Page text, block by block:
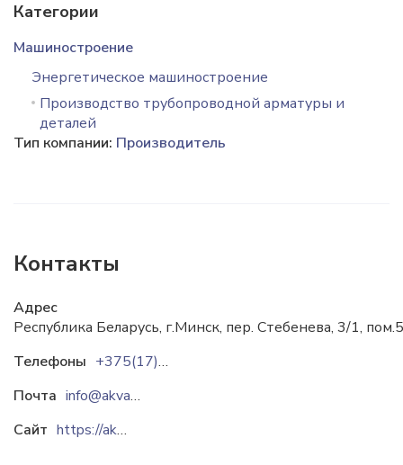
Категории
Машиностроение
Энергетическое машиностроение
Производство трубопроводной арматуры и
деталей
Тип компании: Производитель
Контакты
Адрес
Республика Беларусь, г.Минск, пер. Стебенева, 3/1,
Телефоны
+375(17)396-06-84
Почта
info@akvalit.by
Сайт
https://akvalit.by